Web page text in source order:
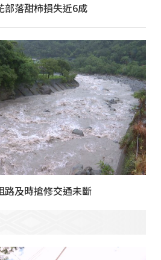
部落甜柿損失近6成
路及時搶修交通未斷